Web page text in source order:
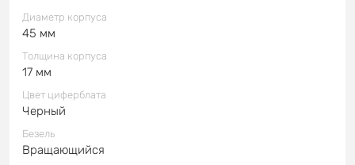
Диаметр корпуса
45 мм
Толщина корпуса
17 мм
Цвет циферблата
Черный
Безель
Вращающийся